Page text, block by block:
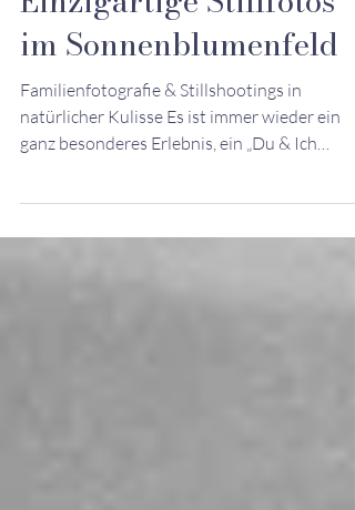
Fotograf Augsburg:
Einzigartige Stillfotos
im Sonnenblumenfeld
Familienfotografie & Stillshootings in
ganz besonderes Erlebnis, ein „Du & Ich
Intensive...